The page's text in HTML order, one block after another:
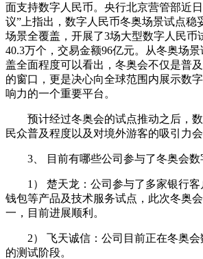
面支持数字人民币。央行北京营管部近
议”上指出，数字人民币冬奥场景试点稳
场景全覆盖，开展了3场大型数字人民币
40.3万个，交易金额96亿元。从冬奥场
盖全面程度可以看出，冬奥会不仅是普
的窗口，更是决心向全球范围内展示数
响力的一个重要平台。
预计经过冬奥会的试点推动之后，数
民众普及程度以及对境外游客的吸引力会
3、 目前有哪些公司参与了冬奥会数
1） 楚天龙：公司参与了多家银行客
钱包等产品及技术服务试点，此次冬奥
一，目前进展顺利。
2） 飞天诚信：公司目前正在冬奥会
的测试阶段。